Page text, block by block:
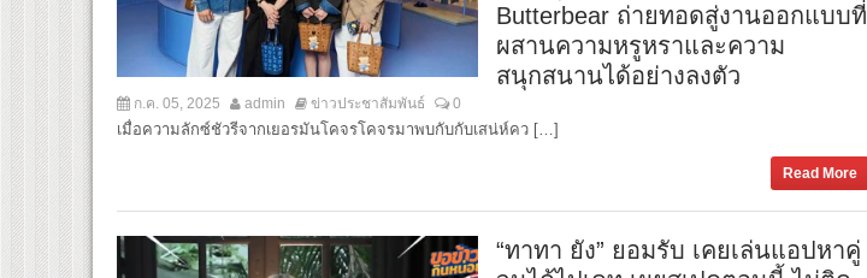
Butterbear ถ่ายทอดสู่งานออกแบบที่
ผสานความหรูหราและความ
สนุกสนานได้อย่างลงตัว
ก.ค. 05, 2025 admin ข่าวประชาสัมพันธ์ 0
เมื่อความลักซ์ชัวรีจากเยอรมันโคจรโคจรมาพบกับกับเสน่ห์คว […]
Read More
“ทาทา ยัง” ยอมรับ เคยเล่นแอปหาคู่